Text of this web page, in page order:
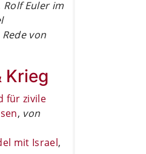
Rolf Euler im
Rede von
Krieg
für zivile
, von
mit Israel,